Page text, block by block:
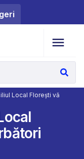
Local Florești vă